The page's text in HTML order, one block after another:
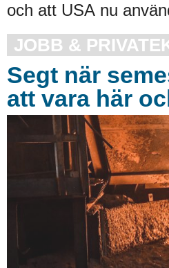
och att USA nu
JOBB &
Segt när
att vara här